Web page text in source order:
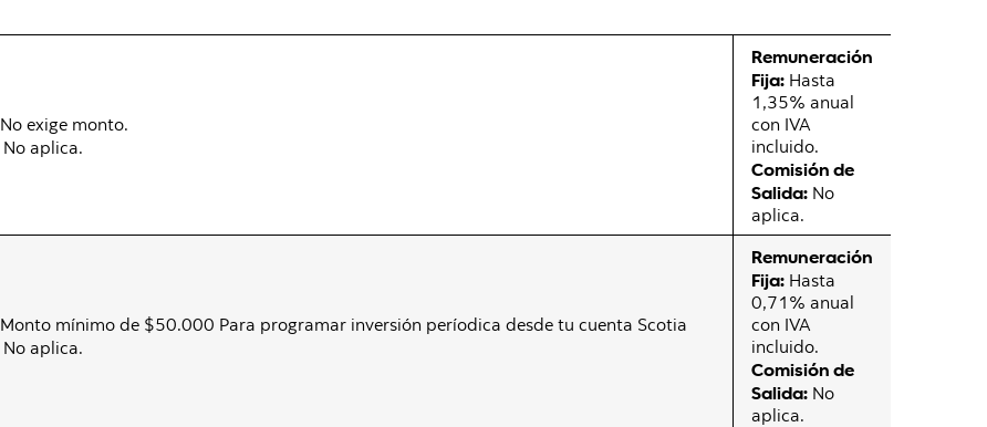
No exige monto.
No aplica.
Remuneración
Fija: Hasta
1,35% anual
con IVA
incluido.
Comisión de
Salida: No
aplica.
Monto mínimo de $50.000 Para programar inversión períodica desde tu cuenta Scotia
No aplica.
Remuneración
Fija: Hasta
0,71% anual
con IVA
incluido.
Comisión de
Salida: No
aplica.